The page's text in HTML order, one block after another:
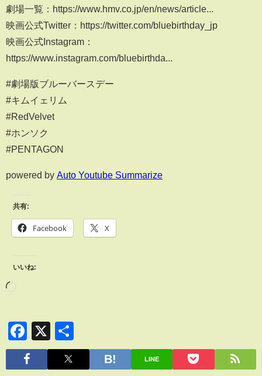
劇場一覧：https://www.hmv.co.jp/en/news/article...
映画公式Twitter：https://twitter.com/bluebirthday_jp
映画公式Instagram：
https://www.instagram.com/bluebirthda...
#劇場版ブルーバースデー
#キムイェリム
#RedVelvet
#ホンソク
#PENTAGON
powered by Auto Youtube Summarize
共有:
Facebook X
いいね:
Facebook
X
有
LINE